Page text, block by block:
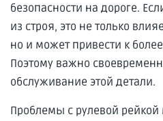
безопасности на дороге.
из строя, это не только
но и может привести к
Поэтому важно
обслуживание этой детали.
Проблемы с рулевой рейкой